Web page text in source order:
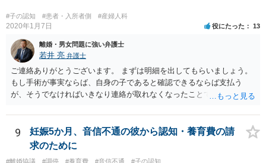
#子の認知 #患者・入所者側 #産婦人科
2020年1月7日 役にたった 13
離婚・男女問題に強い弁護士
若井 亮 弁護士
ご連絡ありがとうございます。 まずは明細を出してもらいましょう。
もし手術が事実ならば、自身の子であると確認できるならば支払う
が、そうでなければいきなり連絡が取れなくなったことで不信感もあ
してはいかがでしょうか。 代理人となる場合ですが、事務所ごとにま
ちまちです。 弊所の場合、交渉をお受けするとなると20万円くらいが
多いかと思います。
9
妊娠5か月、音信不通の彼から認知・養育費の請
求のために
#離婚協議 #調停 #養育費 #音信不通 #子の認知